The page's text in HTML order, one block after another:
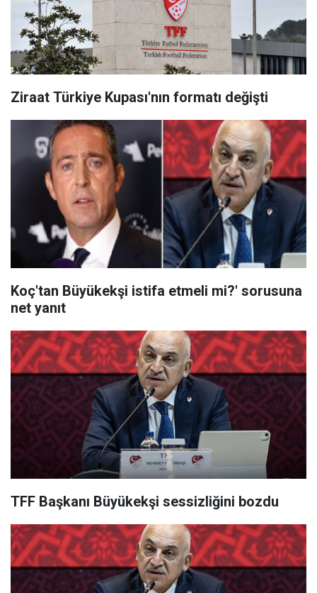
Ziraat Türkiye Kupası'nın formatı değişti
Koç'tan Büyükekşi istifa etmeli mi?' sorusuna
net yanıt
TFF Başkanı Büyükekşi sessizliğini bozdu